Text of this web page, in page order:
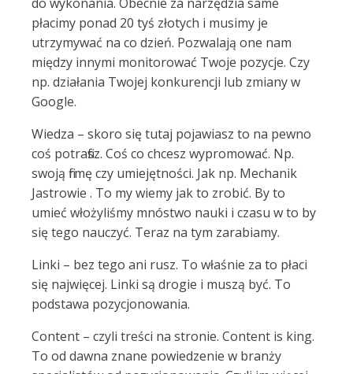
płacimy ponad 20 tyś złotych i musimy je
utrzymywać na co dzień. Pozwalają one nam
między innymi monitorować Twoje pozycje. Czy
np. działania Twojej konkurencji lub zmiany w
Google.
Wiedza – skoro się tutaj pojawiasz to na pewno
coś potrafisz. Coś co chcesz wypromować. Np.
swoją firmę czy umiejętności. Jak np. Mechanik
Jastrowie . To my wiemy jak to zrobić. By to
umieć włożyliśmy mnóstwo nauki i czasu w to by
się tego nauczyć. Teraz na tym zarabiamy.
Linki – bez tego ani rusz. To właśnie za to płaci
się najwięcej. Linki są drogie i muszą być. To
podstawa pozycjonowania.
Content – czyli treści na stronie. Content is king.
To od dawna znane powiedzenie w branży